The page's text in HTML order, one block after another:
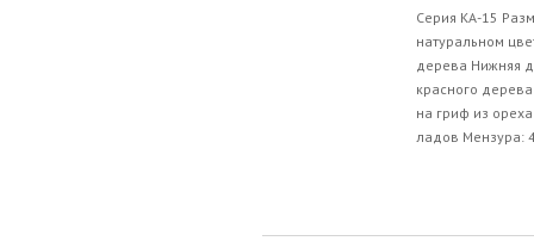
Серия KA-15
натуральном
дерева Нижняя
красного
на гриф из
ладов Мензура: